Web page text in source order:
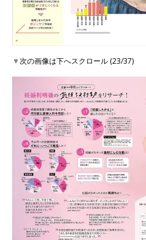
▼次の画像は下へスクロール (23/37)